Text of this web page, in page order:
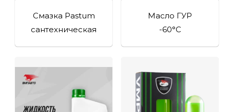
Смазка Pastum
сантехническая
Масло ГУР
-60°C